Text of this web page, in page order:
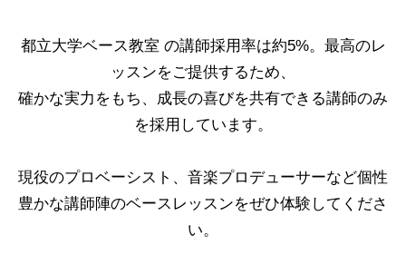
都立大学ベース教室 の講師採用率は約5%。最高のレ
ッスンをご提供するため、
確かな実力をもち、成長の喜びを共有できる講師のみ
を採用しています。
現役のプロベーシスト、音楽プロデューサーなど個性
豊かな講師陣のベースレッスンをぜひ体験してくださ
い。